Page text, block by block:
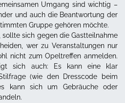
Umgang sind wichtig –
und auch die Beantwortung der
Gruppe gehören möchte.
sich gegen die Gastteilnahme
wer zu Veranstaltungen nur
nicht zum Opeltreffen anmelden.
sich auch: Es kann eine klar
(wie den Dresscode beim
kann sich um Gebräuche oder